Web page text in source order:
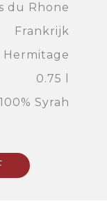
du Rhone
Frankrijk
Hermitage
0.75 l
100% Syrah